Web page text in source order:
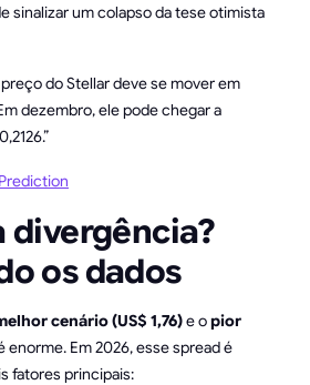
sinalizar um colapso da tese otimista
do Stellar deve se mover em
dezembro, ele pode chegar a
divergência?
os dados
cenário (US$ 1,76)e opior
enorme. Em 2026, esse spread é
fatores principais: